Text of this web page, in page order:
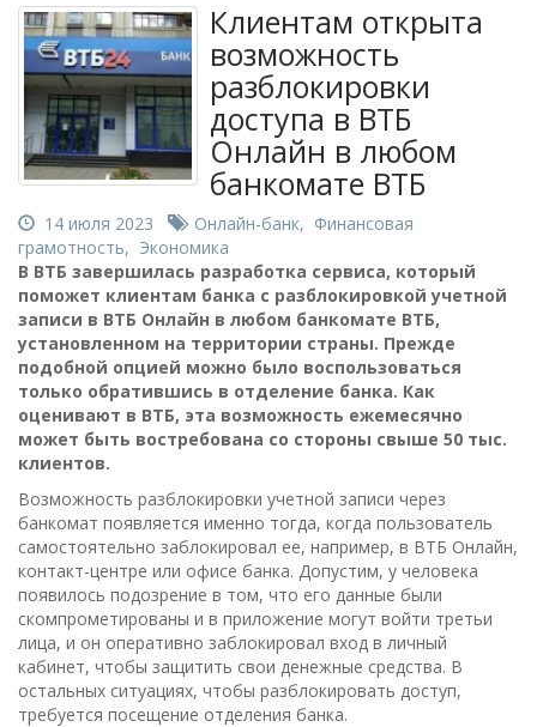
Клиентам открыта
возможность
разблокировки
доступа в ВТБ
Онлайн в любом
банкомате ВТБ
14 июля 2023 Онлайн-банк, Финансовая
грамотность, Экономика
В ВТБ завершилась разработка сервиса, который
поможет клиентам банка с разблокировкой учетной
записи в ВТБ Онлайн в любом банкомате ВТБ,
установленном на территории страны. Прежде
подобной опцией можно было воспользоваться
только обратившись в отделение банка. Как
оценивают в ВТБ, эта возможность ежемесячно
может быть востребована со стороны свыше 50 тыс.
клиентов.
Возможность разблокировки учетной записи через
банкомат появляется именно тогда, когда пользователь
самостоятельно заблокировал ее, например, в ВТБ Онлайн,
контакт-центре или офисе банка. Допустим, у человека
появилось подозрение в том, что его данные были
скомпрометированы и в приложение могут войти третьи
лица, и он оперативно заблокировал вход в личный
кабинет, чтобы защитить свои денежные средства. В
остальных ситуациях, чтобы разблокировать доступ,
требуется посещение отделения банка.